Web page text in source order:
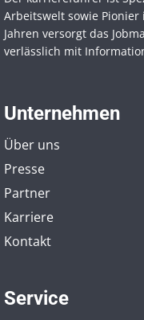
Arbeitswelt sowie Pionier
Jahren versorgt das
verlässlich mit
Unternehmen
Über uns
Presse
Partner
Karriere
Kontakt
Service